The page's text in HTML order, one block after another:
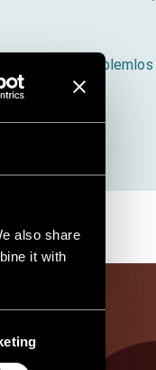
also share
it with
Sie Daten problemlos
zu.